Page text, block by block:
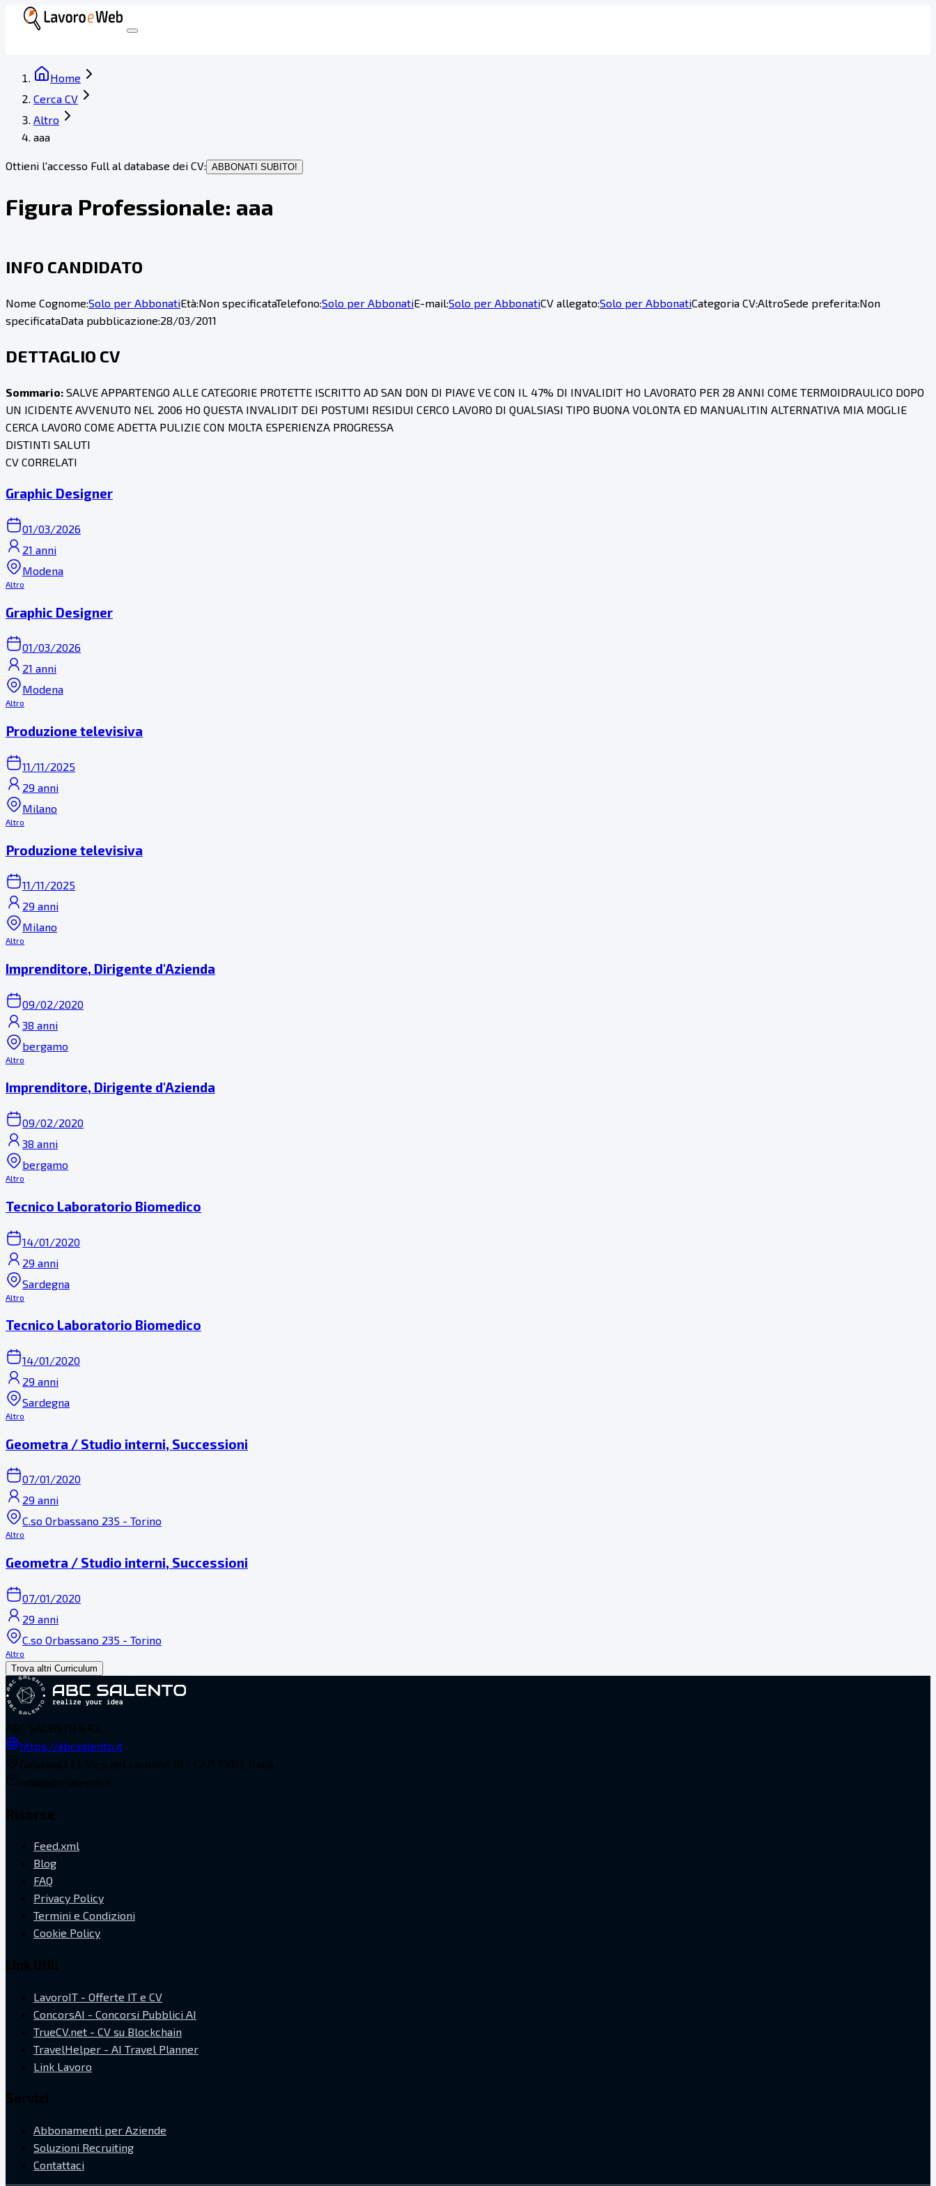
Home
Cerca CV
Altro
aaa
Ottieni l'accesso Full al database dei CV: ABBONATI SUBITO!
Figura Professionale: aaa
INFO CANDIDATO
Nome Cognome:Solo per AbbonatiEtà:Non specificataTelefono:Solo per AbbonatiE-mail:Solo per AbbonatiCV allegato:Solo per AbbonatiCategoria CV:AltroSede preferita:Non
specificataData pubblicazione:28/03/2011
DETTAGLIO CV
Sommario: SALVE APPARTENGO ALLE CATEGORIE PROTETTE ISCRITTO AD SAN DON DI PIAVE VE CON IL 47% DI INVALIDIT HO LAVORATO PER 28 ANNI COME TERMOIDRAULICO DOPO
UN ICIDENTE AVVENUTO NEL 2006 HO QUESTA INVALIDIT DEI POSTUMI RESIDUI CERCO LAVORO DI QUALSIASI TIPO BUONA VOLONTA ED MANUALITIN ALTERNATIVA MIA MOGLIE
CERCA LAVORO COME ADETTA PULIZIE CON MOLTA ESPERIENZA PROGRESSA
DISTINTI SALUTI
CV CORRELATI
Graphic Designer
01/03/2026
21 anni
Modena
Altro
Graphic Designer
01/03/2026
21 anni
Modena
Altro
Produzione televisiva
11/11/2025
29 anni
Milano
Altro
Produzione televisiva
11/11/2025
29 anni
Milano
Altro
Imprenditore, Dirigente d'Azienda
09/02/2020
38 anni
bergamo
Altro
Imprenditore, Dirigente d'Azienda
09/02/2020
38 anni
bergamo
Altro
Tecnico Laboratorio Biomedico
14/01/2020
29 anni
Sardegna
Altro
Tecnico Laboratorio Biomedico
14/01/2020
29 anni
Sardegna
Altro
Geometra / Studio interni, Successioni
07/01/2020
29 anni
C.so Orbassano 235 - Torino
Altro
Geometra / Studio interni, Successioni
07/01/2020
29 anni
C.so Orbassano 235 - Torino
Altro
Trova altri Curriculum
https://abcsalento.it
Feed.xml
Blog
FAQ
Privacy Policy
Termini e Condizioni
Cookie Policy
LavoroIT - Offerte IT e CV
ConcorsAI - Concorsi Pubblici AI
TrueCV.net - CV su Blockchain
TravelHelper - AI Travel Planner
Link Lavoro
Abbonamenti per Aziende
Soluzioni Recruiting
Contattaci